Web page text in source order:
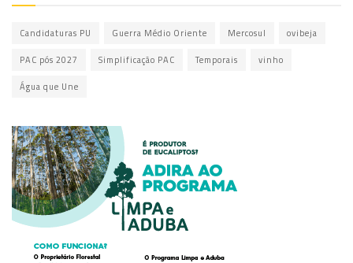
Candidaturas PU Guerra Médio Oriente Mercosul ovibeja
PAC pós 2027 Simplificação PAC Temporais vinho
Água que Une